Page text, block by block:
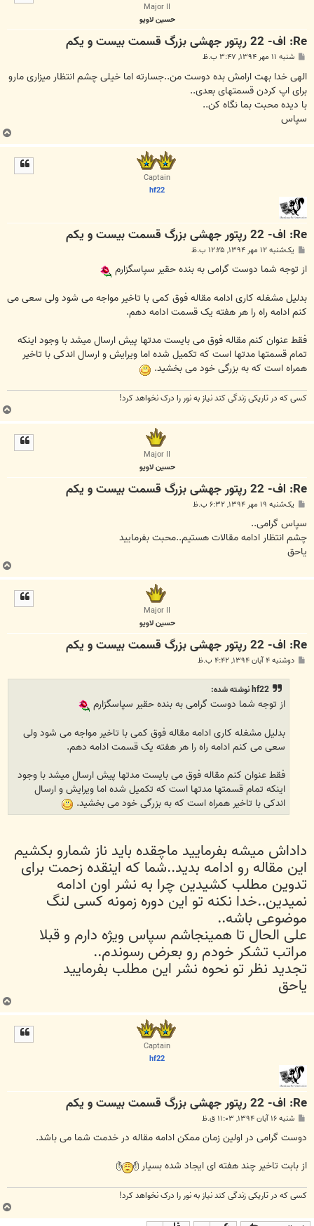
Major II
حسين لاويو
Re: اف- 22 رپتور جهشی بزرگ قسمت بیست و یکم
ت
شنبه ۱۱ مهر ۱۳۹۴, ۳:۴۷ ب.ظ
الهی خدا بهت ارامش بده دوست من..جسارته اما خیلی چشم انتظار میزاری مارو
برای اپ کردن قسمتهای بعدی..
با دیده محبت بما نگاه کن..
سپاس
Captain
hf22
Re: اف- 22 رپتور جهشی بزرگ قسمت بیست و یکم
ت
یک‌شنبه ۱۲ مهر ۱۳۹۴, ۱۲:۲۵ ب.ظ
از توجه شما دوست گرامی به بنده حقیر سپاسگزارم
بدلیل مشغله کاری ادامه مقاله فوق کمی با تاخیر مواجه می شود ولی سعی می
کنم ادامه راه را هر هفته یک قسمت ادامه دهم.
فقط عنوان کنم مقاله فوق می بایست مدتها پیش ارسال میشد با وجود اینکه
تمام قسمتها مدتها است که تکمیل شده اما ویرایش و ارسال اندکی با تاخیر
همراه است که به بزرگی خود می بخشید.
کسی که در تاریکی زندگی کند نیاز به نور را درک نخواهد کرد!
Major II
حسين لاويو
Re: اف- 22 رپتور جهشی بزرگ قسمت بیست و یکم
ت
یک‌شنبه ۱۹ مهر ۱۳۹۴, ۶:۳۲ ب.ظ
سپاس گرامی..
چشم انتظار ادامه مقالات هستیم..محبت بفرمایید
یاحق
Major II
حسين لاويو
Re: اف- 22 رپتور جهشی بزرگ قسمت بیست و یکم
دوشنبه ۴ آبان ۱۳۹۴, ۴:۴۲ ب.ظ
hf22 نوشته شده:
از توجه شما دوست گرامی به بنده حقیر سپاسگزارم
بدلیل مشغله کاری ادامه مقاله فوق کمی با تاخیر مواجه می شود ولی
سعی می کنم ادامه راه را هر هفته یک قسمت ادامه دهم.
فقط عنوان کنم مقاله فوق می بایست مدتها پیش ارسال میشد با وجود
اینکه تمام قسمتها مدتها است که تکمیل شده اما ویرایش و ارسال
اندکی با تاخیر همراه است که به بزرگی خود می بخشید.
داداش میشه بفرمایید ماچقده باید ناز شمارو بکشیم
این مقاله رو ادامه بدید..شما که اینقده زحمت برای
تدوین مطلب کشیدین چرا به نشر اون ادامه
نمیدین..خدا نکنه تو این دوره زمونه کسی لنگ
موضوعی باشه..
علی الحال تا همینجاشم سپاس ویژه دارم و قبلا
مراتب تشکر خودم رو بعرض رسوندم..
تجدید نظر تو نحوه نشر این مطلب بفرمایید
یاحق
Captain
hf22
Re: اف- 22 رپتور جهشی بزرگ قسمت بیست و یکم
ت
شنبه ۱۶ آبان ۱۳۹۴, ۱۱:۰۳ ق.ظ
دوست گرامی در اولین زمان ممکن ادامه مقاله در خدمت شما می باشد.
از بابت تاخیر چند هفته ای ایجاد شده بسیار
کسی که در تاریکی زندگی کند نیاز به نور را درک نخواهد کرد!